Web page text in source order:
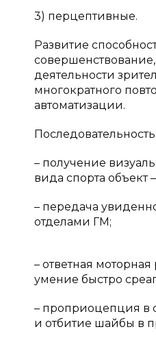
3) перцептивные.
Развитие
деятельности
многократного
автоматизации.
– получение
вида спорта объект
– передача
отделами ГМ;
– ответная
умение быстро
– проприоцепция в
и отбитие шайбы в